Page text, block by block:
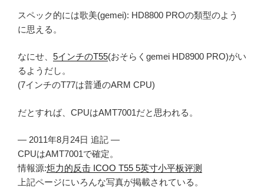
スペック的には歌美(gemei): HD8800 PROの類型のよう
に思える。
なにせ、 5インチのT55(おそらくgemei HD8900 PRO)がい
るようだし。
(7インチのT77は普通のARM CPU)
だとすれば、CPUはAMT7001だと思われる。
— 2011年8月24日 追記 —
CPUはAMT7001で確定。
情報源:炬力的反击 ICOO T55 5英寸小平板评测
上記ページにいろんな写真が掲載されている。